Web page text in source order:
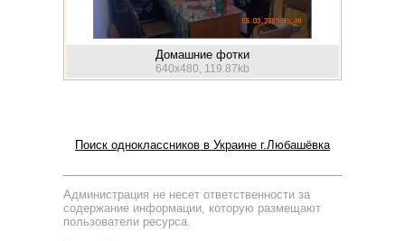
Домашние фотки
640x480, 119.87kb
Поиск одноклассников в Украине г.Любашёвка
Администрация не несет ответственности за
содержание информации, которую размещают
пользователи ресурса.